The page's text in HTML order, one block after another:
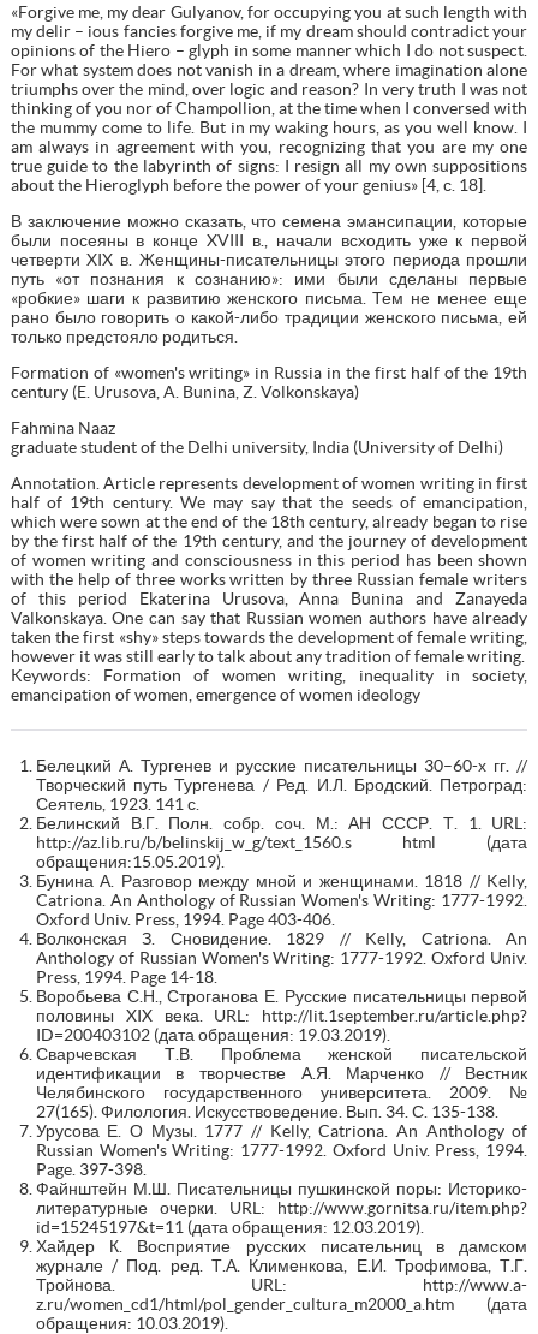
«Forgive me, my dear Gulyanov, for occupying you at such length with
my delir – ious fancies forgive me, if my dream should contradict your
opinions of the Hiero – glyph in some manner which I do not suspect.
For what system does not vanish in a dream, where imagination alone
triumphs over the mind, over logic and reason? In very truth I was not
thinking of you nor of Champollion, at the time when I conversed with
the mummy come to life. But in my waking hours, as you well know. I
am always in agreement with you, recognizing that you are my one
true guide to the labyrinth of signs: I resign all my own suppositions
about the Hieroglyph before the power of your genius» [4, с. 18].
В заключение можно сказать, что семена эмансипации, которые
были посеяны в конце XVIII в., начали всходить уже к первой
четверти XIX в. Женщины-писательницы этого периода прошли
путь «от познания к сознанию»: ими были сделаны первые
«робкие» шаги к развитию женского письма. Тем не менее еще
рано было говорить о какой-либо традиции женского письма, ей
только предстояло родиться.
Formation of «women's writing» in Russia in the first half of the 19th
century (E. Urusova, A. Bunina, Z. Volkonskaya)
Fahmina Naaz
graduate student of the Delhi university, India (University of Delhi)
Annotation. Article represents development of women writing in first
half of 19th century. We may say that the seeds of emancipation,
which were sown at the end of the 18th century, already began to rise
by the first half of the 19th century, and the journey of development
of women writing and consciousness in this period has been shown
with the help of three works written by three Russian female writers
of this period Ekaterina Urusova, Anna Bunina and Zanayeda
Valkonskaya. One can say that Russian women authors have already
taken the first «shy» steps towards the development of female writing,
however it was still early to talk about any tradition of female writing.
Keywords: Formation of women writing, inequality in society,
emancipation of women, emergence of women ideology
Белецкий А. Тургенев и русские писательницы 30–60-х гг. //
Творческий путь Тургенева / Ред. И.Л. Бродский. Петроград:
Сеятель, 1923. 141 с.
Белинский В.Г. Полн. собр. соч. М.: АН СССР. Т. 1. URL:
http://az.lib.ru/b/belinskij_w_g/text_1560.s html (дата
обращения:15.05.2019).
Бунина А. Разговор между мной и женщинами. 1818 // Kelly,
Catriona. An Anthology of Russian Women's Writing: 1777-1992.
Oxford Univ. Press, 1994. Page 403-406.
Волконская З. Сновидение. 1829 // Kelly, Catriona. An
Anthology of Russian Women's Writing: 1777-1992. Oxford Univ.
Press, 1994. Page 14-18.
Воробьева С.Н., Строганова Е. Русские писательницы первой
половины XIX века. URL: http://lit.1september.ru/article.php?
ID=200403102 (дата обращения: 19.03.2019).
Сварчевская Т.В. Проблема женской писательской
идентификации в творчестве А.Я. Марченко // Вестник
Челябинского государственного университета. 2009. №
27(165). Филология. Искусствоведение. Вып. 34. С. 135-138.
Урусова Е. О Музы. 1777 // Kelly, Catriona. An Anthology of
Russian Women's Writing: 1777-1992. Oxford Univ. Press, 1994.
Page. 397-398.
Файнштейн М.Ш. Писательницы пушкинской поры: Историко-
литературные очерки. URL: http://www.gornitsa.ru/item.php?
id=15245197&t=11 (дата обращения: 12.03.2019).
Хайдер К. Восприятие русских писательниц в дамском
журнале / Под. ред. Т.А. Клименкова, Е.И. Трофимова, Т.Г.
Тройнова. URL: http://www.a-
z.ru/women_cd1/html/pol_gender_cultura_m2000_a.htm (дата
обращения: 10.03.2019).